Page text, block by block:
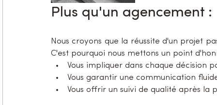
Plus qu'un agencement
Nous croyons que la réussite d'un projet
C'est pourquoi nous mettons un point
Vous impliquer dans chaque décision
Vous garantir une communication
Vous offrir un suivi de qualité après la